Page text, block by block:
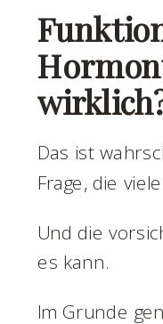
Das ist
Frage, die
Und die
es kann.
Im Grunde